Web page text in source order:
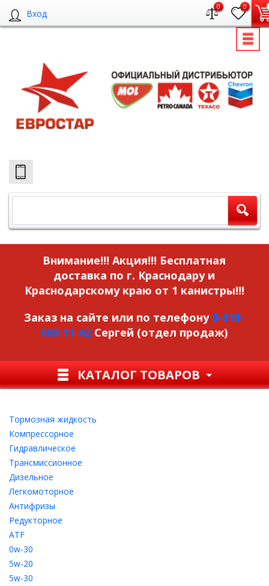
Вход
0 0
Внимание!!! Акция!!! Бесплатная
доставка по г. Краснодару и
Краснодарскому краю от 1 канистры!!!
Заказ на сайте или по телефону 8-918-
088-11-62 Сергей (отдел продаж)
КАТАЛОГ ТОВАРОВ
Тормозная жидкость
Компрессорное
Гидравлическое
Трансмиссионное
Дизельное
Легкомоторное
Антифризы
Редукторное
ATF
0w-30
5w-20
5w-30